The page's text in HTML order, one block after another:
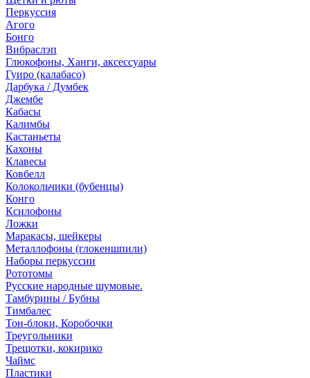
Перкуссия
Агого
Бонго
Вибраслэп
Глюкофоны, Ханги, аксессуары
Гуиро (калабасо)
Дарбука / Думбек
Джембе
Кабасы
Калимбы
Кастаньеты
Кахоны
Клавесы
Ковбелл
Колокольчики (бубенцы)
Конго
Ксилофоны
Ложки
Маракасы, шейкеры
Металлофоны (глокеншпили)
Наборы перкуссии
Рототомы
Русские народные шумовые.
Тамбурины / Бубны
Тимбалес
Тон-блоки, Коробочки
Треугольники
Трещотки, кокирико
Чаймс
Пластики